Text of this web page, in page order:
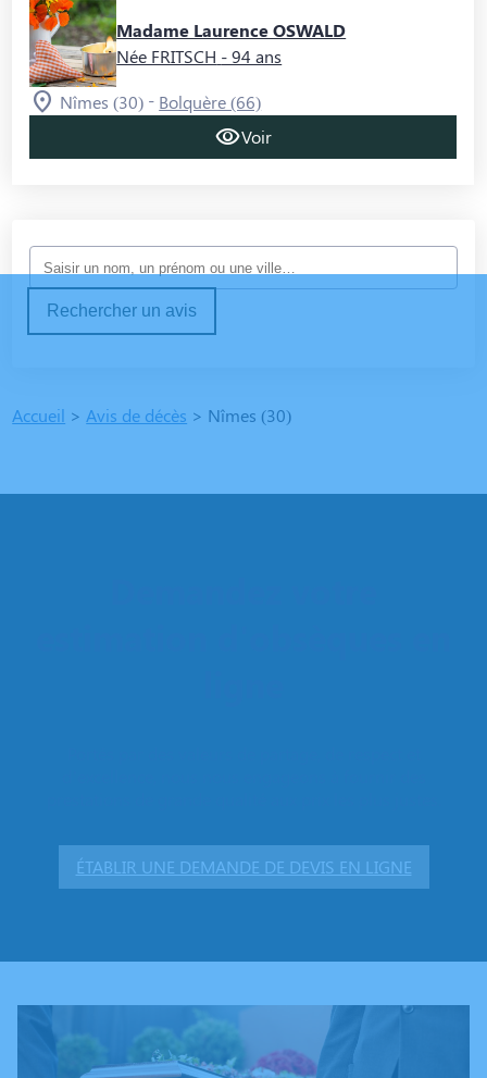
Madame Laurence OSWALD
Née FRITSCH - 94 ans
Nîmes (30) - Bolquère (66)
Voir
Rechercher un avis
Accueil > Avis de décès > Nîmes (30)
ÉTABLIR UNE DEMANDE DE DEVIS EN LIGNE